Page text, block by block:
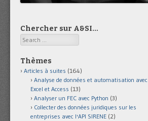
Chercher sur A&SI…
Search
Thèmes
Articles à suites (164)
Analyse de données et automatisation avec
Excel et Access (13)
Analyser un FEC avec Python (3)
Collecter des données juridiques sur les
entreprises avec l'API SIRENE (2)